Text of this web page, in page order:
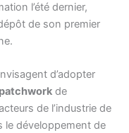
l’été dernier,
de son premier
d’adopter
patchwork de
de l’industrie de
le développement de